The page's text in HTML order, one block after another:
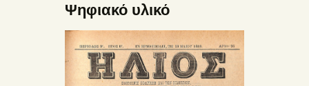
Ψηφιακό υλικό